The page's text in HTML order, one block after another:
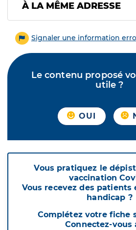
À LA MÊME ADRESSE
Signaler une information
Le contenu proposé
utile ?
OUI
Vous pratiquez le
vaccination
Vous recevez des patients
handicap ?
Complétez votre fiche
Connectez-vous